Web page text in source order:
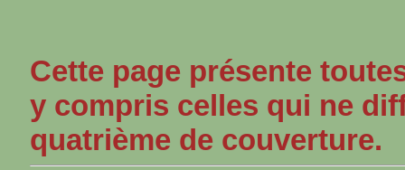
Cette page présente
y compris celles qui ne
quatrième de couverture.